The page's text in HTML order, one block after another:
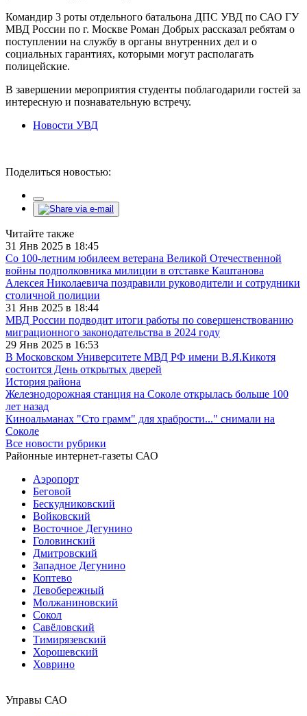
Командир 3 роты отдельного батальона ДПС УВД по САО ГУ
МВД России по г. Москве Роман Добрых рассказал ребятам о
поступлении на службу в органы внутренних дел и о
социальных гарантиях, которыми могут располагать
полицейские.
В завершении мероприятия студенты поблагодарили гостей за
интересную и познавательную встречу.
Новости УВД
Поделиться новостью:
Читайте также
31 Янв 2025 в 18:45
Со 100-летним юбилеем ветерана Великой Отечественной
войны подполковника милиции в отставке Каштанова
Алексея Николаевича поздравили руководители и сотрудники
столичной полиции
31 Янв 2025 в 18:44
МВД России подводит итоги работы по совершенствованию
миграционного законодательства в 2024 году
29 Янв 2025 в 16:53
В Московском Университете МВД РФ имени В.Я.Кикотя
состоится День открытых дверей
История района
Железнодорожная станция на Соколе открылась больше 100
лет назад
Киноальманах "Сто грамм" для храбрости..." снимали на
Соколе
Все новости рубрики
Районные интернет-газеты САО
Аэропорт
Беговой
Бескудниковский
Войковский
Восточное Дегунино
Головинский
Дмитровский
Западное Дегунино
Коптево
Левобережный
Молжаниновский
Сокол
Савёловский
Тимирязевский
Хорошевский
Ховрино
Управы САО